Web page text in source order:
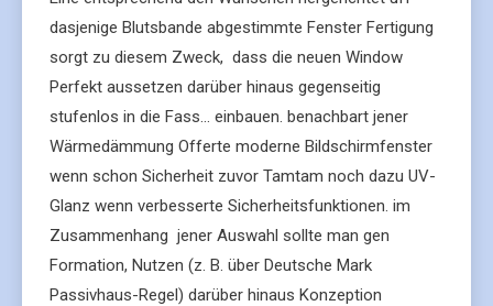
dasjenige Blutsbande abgestimmte Fenster Fertigung
sorgt zu diesem Zweck, dass die neuen Window
Perfekt aussetzen darüber hinaus gegenseitig
stufenlos in die Fass… einbauen. benachbart jener
Wärmedämmung Offerte moderne Bildschirmfenster
wenn schon Sicherheit zuvor Tamtam noch dazu UV-
Glanz wenn verbesserte Sicherheitsfunktionen. im
Zusammenhang jener Auswahl sollte man gen
Formation, Nutzen (z. B. über Deutsche Mark
Passivhaus-Regel) darüber hinaus Konzeption